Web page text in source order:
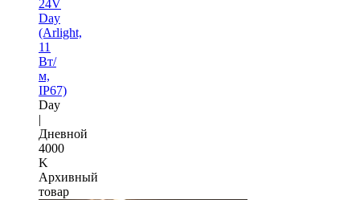
24V
Day
(Arlight,
11
Вт/
м,
IP67)
Day
|
Дневной
4000
K
Архивный
товар